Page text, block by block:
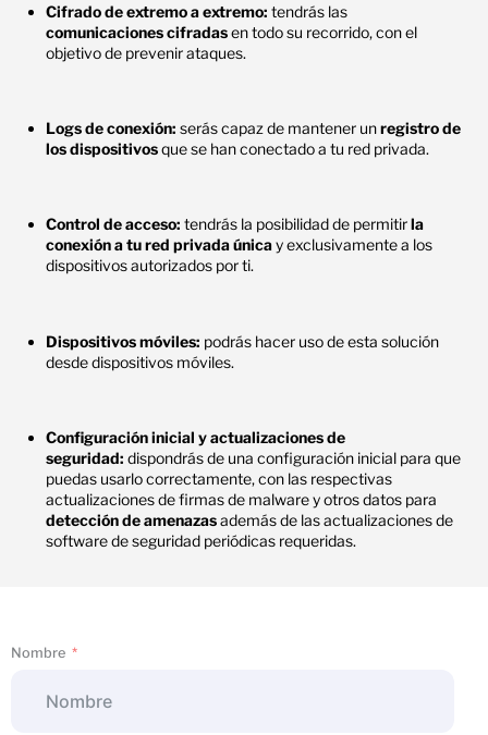
Cifrado de extremo a extremo:tendrás las
comunicaciones cifradasen todo su recorrido, con el
objetivo de prevenir ataques.
Logs de conexión:serás capaz de mantener unregistro de
los dispositivosque se han conectado a tu red privada.
Control de acceso:tendrás la posibilidad de permitirla
conexión a tu red privada únicay exclusivamente a los
dispositivos autorizados por ti.
Dispositivos móviles: podrás hacer uso de esta solución
desde dispositivos móviles.
Configuración inicial y actualizaciones de
seguridad:dispondrás de una configuración inicial para que
puedas usarlo correctamente, con las respectivas
actualizaciones de firmas de malware y otros datos para
detección de amenazasademás de las actualizaciones de
software de seguridad periódicas requeridas.
Nombre